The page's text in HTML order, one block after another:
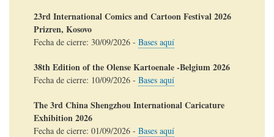
23rd International Comics and Cartoon Festival 2026
Prizren, Kosovo
Fecha de cierre: 30/09/2026 - Bases aquí
38th Edition of the Olense Kartoenale -Belgium 2026
Fecha de cierre: 10/09/2026 - Bases aquí
The 3rd China Shengzhou International Caricature
Exhibition 2026
Fecha de cierre: 01/09/2026 - Bases aquí